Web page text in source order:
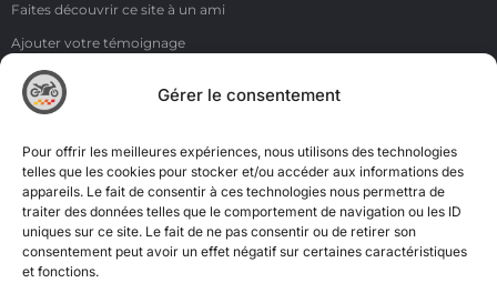
Gérer le consentement
Pour offrir les meilleures expériences, nous utilisons des technologies
telles que les cookies pour stocker et/ou accéder aux informations des
appareils. Le fait de consentir à ces technologies nous permettra de
traiter des données telles que le comportement de navigation ou les ID
uniques sur ce site. Le fait de ne pas consentir ou de retirer son
consentement peut avoir un effet négatif sur certaines caractéristiques
et fonctions.
Faites découvrir ce site à un ami
Ajouter votre témoignage
Voir tous les témoignages
Liens
NOS COORDONNÉES
ZI de la Moinerie - 8 rue du Roussillon 91220 Bretigny sur Orge
Email: contact@accimoto.com
Standard : +33(0)1 69 88 16 16